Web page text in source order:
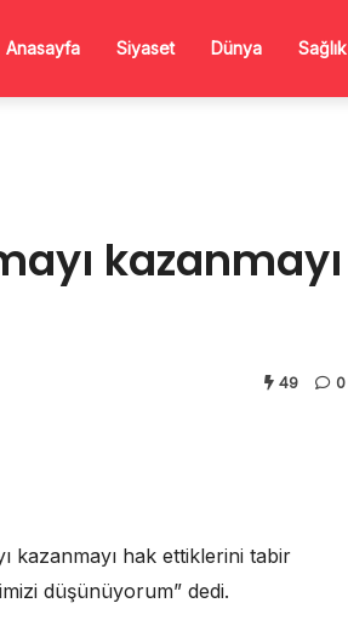
Anasayfa Siyaset Dünya Sağlık
kazanmayı
49 0
kazanmayı hak ettiklerini tabir
düşünüyorum” dedi.